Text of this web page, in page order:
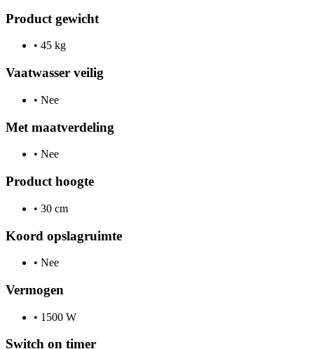
Product gewicht
• 45 kg
Vaatwasser veilig
• Nee
Met maatverdeling
• Nee
Product hoogte
• 30 cm
Koord opslagruimte
• Nee
Vermogen
• 1500 W
Switch on timer